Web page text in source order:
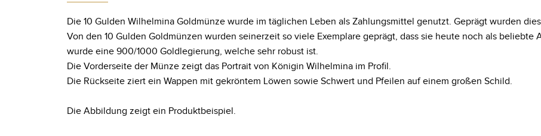
Die 10 Gulden Wilhelmina Goldmünze wurde im täglichen Leben als Zahlungsmittel genutzt. Geprägt wurden
Von den 10 Gulden Goldmünzen wurden seinerzeit so viele Exemplare geprägt, dass sie heute noch als
wurde eine 900/1000 Goldlegierung, welche sehr robust ist.
Die Vorderseite der Münze zeigt das Portrait von Königin Wilhelmina im Profil.
Die Rückseite ziert ein Wappen mit gekröntem Löwen sowie Schwert und Pfeilen auf einem großen Schild.
Die Abbildung zeigt ein Produktbeispiel.